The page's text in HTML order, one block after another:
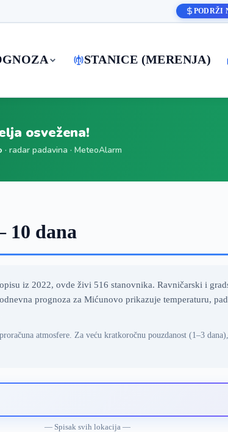
PODRŽI
STANICE (MERENJA)
osvežena!
· radar padavina · MeteoAlarm
10 dana
iz 2022, ovde živi 516 stanovnika. Ravničarski i
prognoza za Mićunovo prikazuje temperaturu,
atmosfere. Za veću kratkoročnu pouzdanost (1–3
— Spisak svih lokacija —